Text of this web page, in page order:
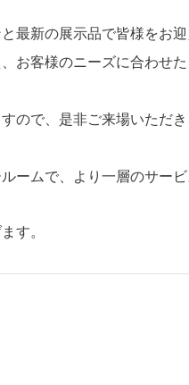
最新の展示品で皆様をお迎
お客様のニーズに合わせ
ので、是非ご来場いただ
ームで、より一層のサービ
す。